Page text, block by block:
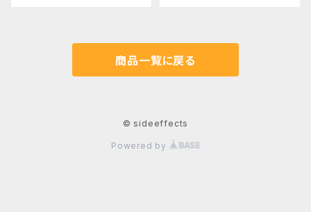
商品一覧に戻る
© sideeffects
Powered by